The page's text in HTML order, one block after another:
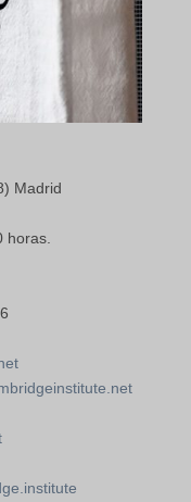
Madrid
horas.